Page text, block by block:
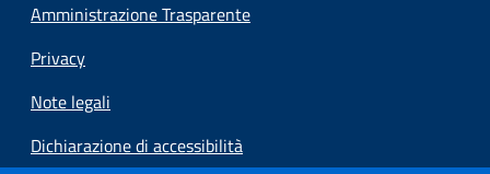
Amministrazione Trasparente
Privacy
Note legali
Dichiarazione di accessibilità